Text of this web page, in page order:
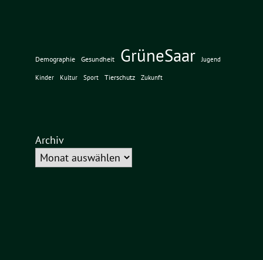
Demographie Gesundheit GrüneSaar Jugend
Kinder Kultur Sport Tierschutz Zukunft
Archiv